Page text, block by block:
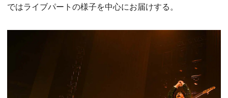
ではライブパートの様子を中心にお届けする。